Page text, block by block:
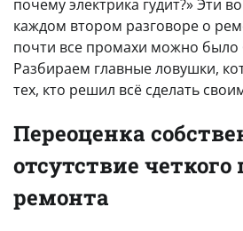
почему электрика гудит?» Эти
каждом втором разговоре о
почти все промахи можно было
Разбираем главные ловушки,
тех, кто решил всё сделать
Переоценка
отсутствие четкого
ремонта